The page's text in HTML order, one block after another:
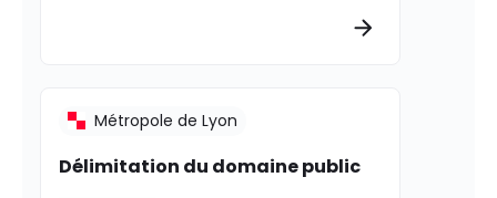
Délimitation du domaine public
Métropole de Lyon